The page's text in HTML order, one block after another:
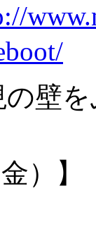
の壁
）】